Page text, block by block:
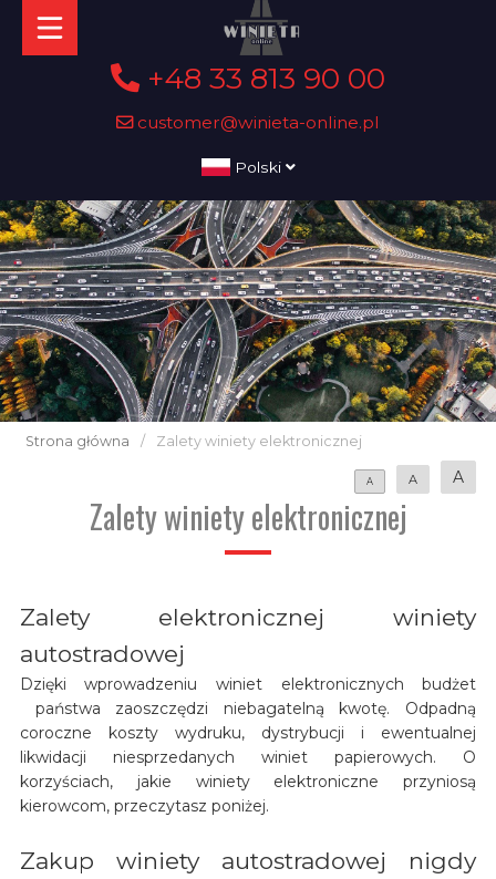
+48 33 813 90 00
customer@winieta-online.pl
Polski
Strona główna / Zalety winiety elektronicznej
A A A
Zalety winiety elektronicznej
Zalety elektronicznej winiety
autostradowej
Dzięki wprowadzeniu winiet elektronicznych budżet
państwa zaoszczędzi niebagatelną kwotę. Odpadną
coroczne koszty wydruku, dystrybucji i ewentualnej
likwidacji niesprzedanych winiet papierowych. O
korzyściach, jakie winiety elektroniczne przyniosą
kierowcom, przeczytasz poniżej.
Zakup winiety autostradowej nigdy